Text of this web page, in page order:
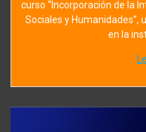
curso “Incorporación de la
Sociales y
en la